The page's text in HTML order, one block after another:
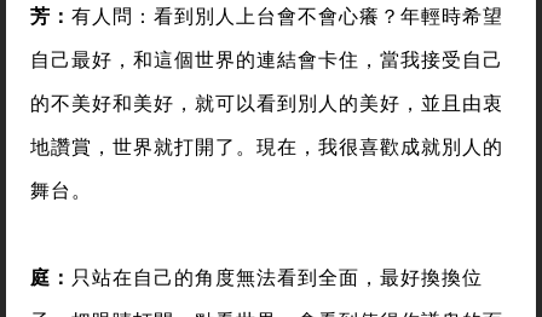
芳： 有人問：看到別人上台會不會心癢？年輕時希望
自己最好，和這個世界的連結會卡住，當我接受自己
的不美好和美好，就可以看到別人的美好，並且由衷
地讚賞，世界就打開了。現在，我很喜歡成就別人的
舞台。
庭： 只站在自己的角度無法看到全面，最好換換位